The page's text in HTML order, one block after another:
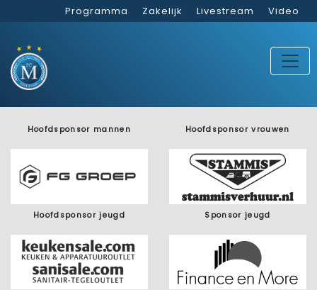
Programma Zakelijk Livestream Video
Hoofdsponsor mannen Hoofdsponsor vrouwen
Hoofdsponsor jeugd Sponsor jeugd